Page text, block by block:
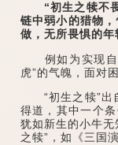
“初生之犊不畏
链中弱小的猎物
做，无所畏惧的年
例如为实现自
虎”的气魄，面对
“初生之犊”出
得道，其中一个
犹如新生的小牛无
之犊”，如《三国